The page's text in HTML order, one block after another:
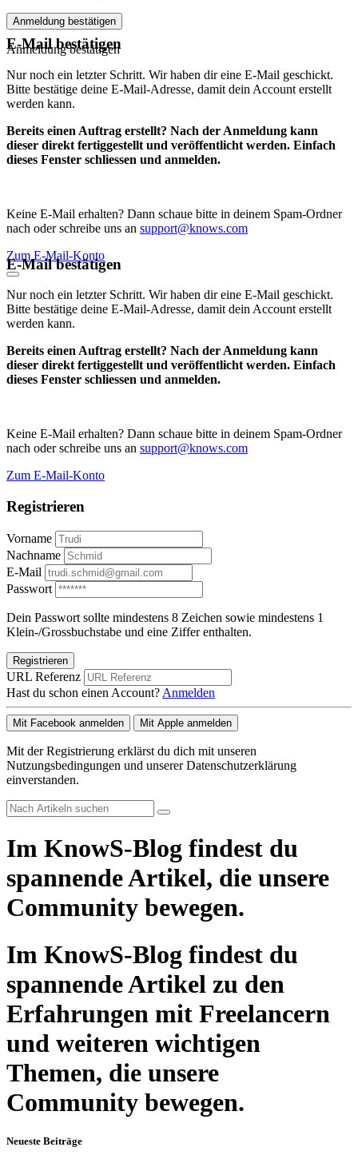
Anmeldung bestätigen
Anmeldung bestätigen
E-Mail bestätigen
Nur noch ein letzter Schritt. Wir haben dir eine E-Mail geschickt.
Bitte bestätige deine E-Mail-Adresse, damit dein Account erstellt
werden kann.
Bereits einen Auftrag erstellt? Nach der Anmeldung kann
dieser direkt fertiggestellt und veröffentlicht werden. Einfach
dieses Fenster schliessen und anmelden.
Keine E-Mail erhalten? Dann schaue bitte in deinem Spam-Ordner
nach oder schreibe uns an support@knows.com
Zum E-Mail-Konto
E-Mail bestätigen
Nur noch ein letzter Schritt. Wir haben dir eine E-Mail geschickt.
Bitte bestätige deine E-Mail-Adresse, damit dein Account erstellt
werden kann.
Bereits einen Auftrag erstellt? Nach der Anmeldung kann
dieser direkt fertiggestellt und veröffentlicht werden. Einfach
dieses Fenster schliessen und anmelden.
Keine E-Mail erhalten? Dann schaue bitte in deinem Spam-Ordner
nach oder schreibe uns an support@knows.com
Zum E-Mail-Konto
Registrieren
Vorname
Nachname
E-Mail
Passwort
Dein Passwort sollte mindestens 8 Zeichen sowie mindestens 1
Klein-/Grossbuchstabe und eine Ziffer enthalten.
Registrieren
URL Referenz
Hast du schon einen Account? Anmelden
Mit Facebook anmelden Mit Apple anmelden
Mit der Registrierung erklärst du dich mit unseren
Nutzungsbedingungen und unserer Datenschutzerklärung
einverstanden.
Im KnowS-Blog findest du
spannende Artikel, die unsere
Community bewegen.
Im KnowS-Blog findest du
spannende Artikel zu den
Erfahrungen mit Freelancern
und weiteren wichtigen
Themen, die unsere
Community bewegen.
Neueste Beiträge